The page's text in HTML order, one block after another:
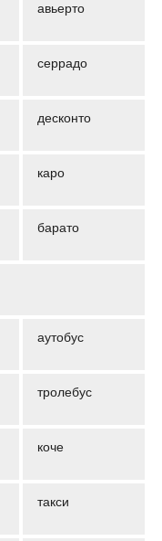
авьерто
серрадо
десконто
каро
барато
аутобус
тролебус
коче
такси